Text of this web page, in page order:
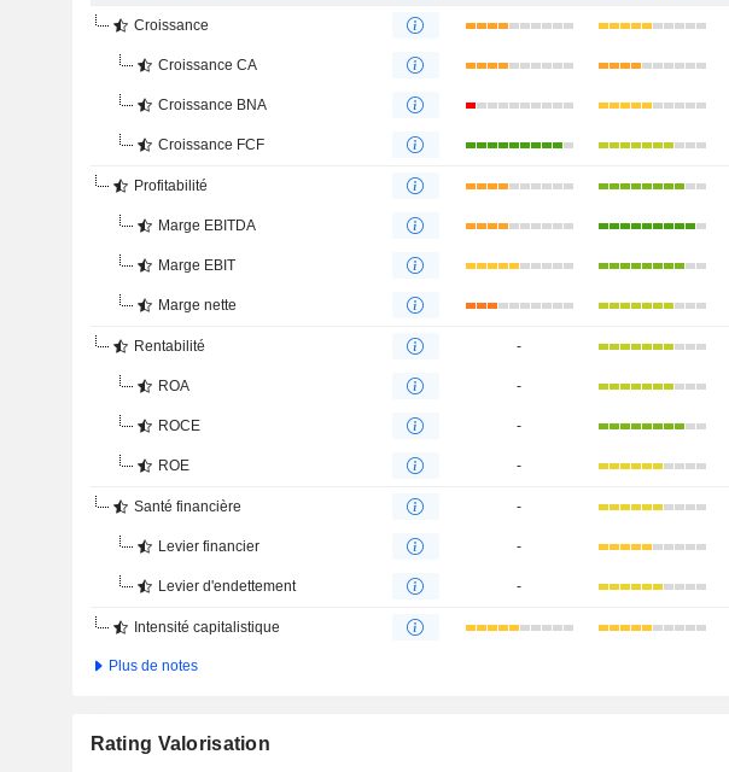
Croissance
Croissance CA
Croissance BNA
Croissance FCF
Profitabilité
Marge EBITDA
Marge EBIT
Marge nette
Rentabilité -
ROA -
ROCE -
ROE -
Santé financière -
Levier financier -
Levier d'endettement -
Intensité capitalistique
Plus de notes
Rating Valorisation